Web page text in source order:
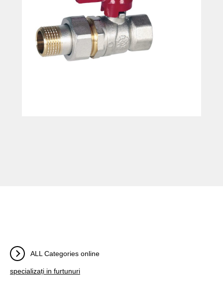
ALL Categories online
specializați in furtunuri